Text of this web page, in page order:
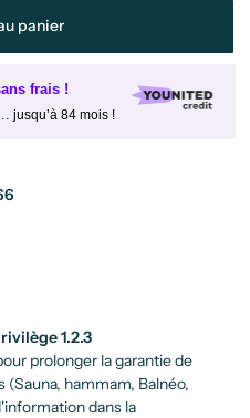
panier
frais !
jusqu’à 84 mois !
1.2.3
prolonger la garantie de
(Sauna, hammam, Balnéo,
dans la